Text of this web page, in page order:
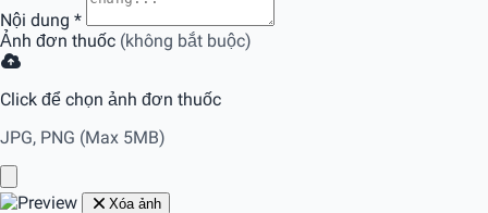
Nội dung *
Ảnh đơn thuốc (không bắt buộc)
Click để chọn ảnh đơn thuốc
JPG, PNG (Max 5MB)
Xóa ảnh